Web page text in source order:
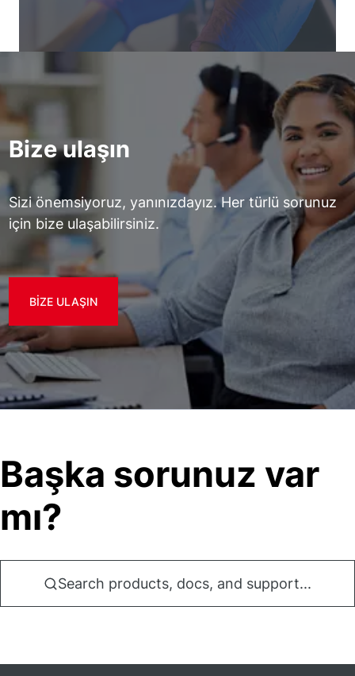
Bize ulaşın
Sizi önemsiyoruz, yanınızdayız. Her türlü sorunuz
için bize ulaşabilirsiniz.
BIZE ULAŞIN
Başka sorunuz var
mı?
Search products, docs, and support...